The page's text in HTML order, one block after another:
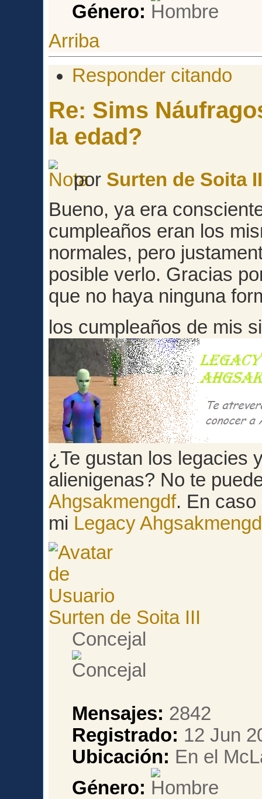
Género:
Arriba
Responder citando
Re: Sims
la edad?
por Surten de Soita
Bueno, ya era
cumpleaños eran los
normales, pero
posible verlo. Gracias
que no haya ninguna
los cumpleaños de mis
¿Te gustan los legacies
alienigenas? No te
Ahgsakmengdf. En caso
mi Legacy
Surten de Soita III
Concejal
Mensajes: 2842
Registrado: 12 Jun
Ubicación: En el
Género: